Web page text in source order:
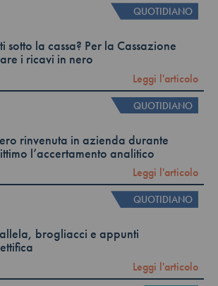
QUOTIDIANO
sotto la cassa? Per la Cassazione
i ricavi in nero
Leggi l'articolo
QUOTIDIANO
rinvenuta in azienda durante
l’accertamento analitico
Leggi l'articolo
QUOTIDIANO
brogliacci e appunti
Leggi l'articolo